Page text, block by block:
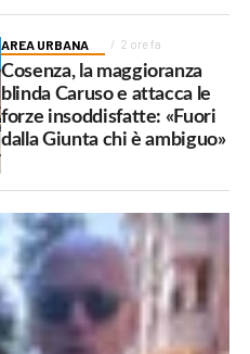
AREA URBANA 2 ore fa
Cosenza, la maggioranza
blinda Caruso e attacca le
forze insoddisfatte: «Fuori
dalla Giunta chi è ambiguo»